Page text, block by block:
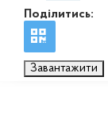
Поділитись:
Завантажити